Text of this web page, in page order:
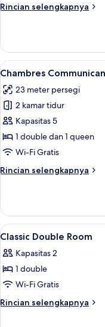
Rincian selengkapnya
Rincian
Kamar
Triple
Deluks
Lihat
semua
foto
untuk
Chambres
Communicantes
4
Chambres
23 meter persegi
2 kamar tidur
Kapasitas 5
1 double dan 1 queen
Wi-Fi Gratis
Rincian selengkapnya
Rincian
Chambres
Communicantes
Lihat
semua
foto
untuk
Classic
Double
3
Classic Double Room
Kapasitas 2
1 double
Wi-Fi Gratis
Rincian selengkapnya
Rincian